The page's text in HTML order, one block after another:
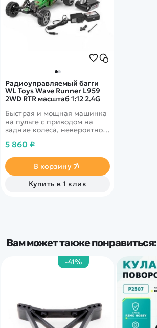
Радиоуправляемый багги
WL Toys Wave Runner L959
2WD RTR масштаб 1:12 2.4G
Быстрая и мощная машинка
на пульте с приводом на
задние колеса, невероятно
управляемая, низкий центр
градусов
5 860 ₽
В корзину
Купить в 1 клик
Вам может также понравиться:
-41%